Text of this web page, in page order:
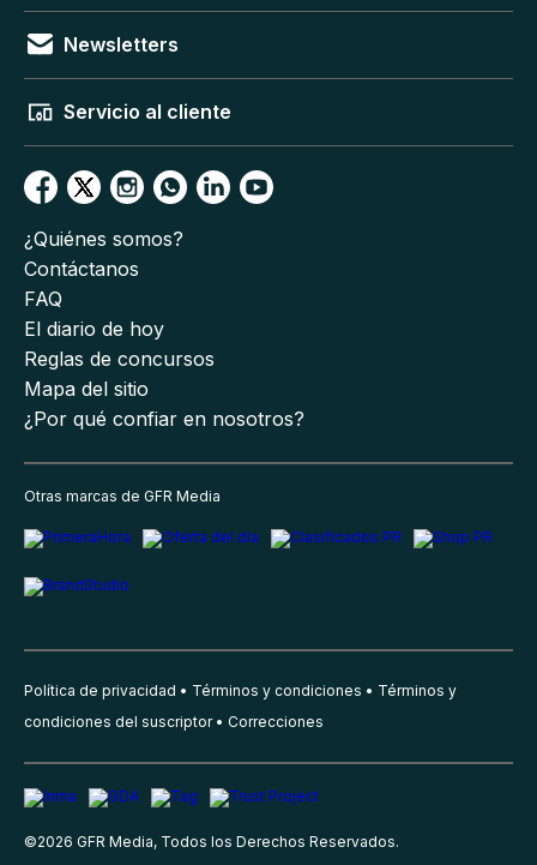
Newsletters
Servicio al cliente
¿Quiénes somos?
Contáctanos
FAQ
El diario de hoy
Reglas de concursos
Mapa del sitio
¿Por qué confiar en nosotros?
Otras marcas de GFR Media
Política de privacidad Términos y condiciones
Términos y
condiciones del suscriptor
Correcciones
©2026 GFR Media, Todos los Derechos Reservados.